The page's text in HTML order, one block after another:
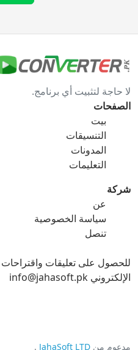
gif محول
gif ل bmp
gif ل ico
gif ل png
gif ل tga
ico ل bmp
ico ل gif
لا حاجة لتثبيت أي برنامج.
الصفحات
بيت
التنسيقات
المدونات
التعليمات
شركة
عن
سياسة الخصوصية
تنصل
للحصول على تعليقات واقتراحات
الإلكتروني info@jahasoft.pk
مدعوم من JahaSoft LTD
.